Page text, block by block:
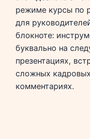
режиме курсы по
для
блокноте:
буквально на
презентациях,
сложных
комментариях.